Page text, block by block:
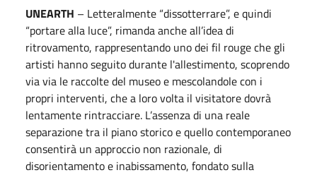
UNEARTH – Letteralmente “dissotterrare”, e quindi
“portare alla luce”, rimanda anche all’idea di
ritrovamento, rappresentando uno dei fil rouge che gli
artisti hanno seguito durante l'allestimento, scoprendo
via via le raccolte del museo e mescolandole con i
propri interventi, che a loro volta il visitatore dovrà
lentamente rintracciare. L’assenza di una reale
separazione tra il piano storico e quello contemporaneo
consentirà un approccio non razionale, di
disorientamento e inabissamento, fondato sulla